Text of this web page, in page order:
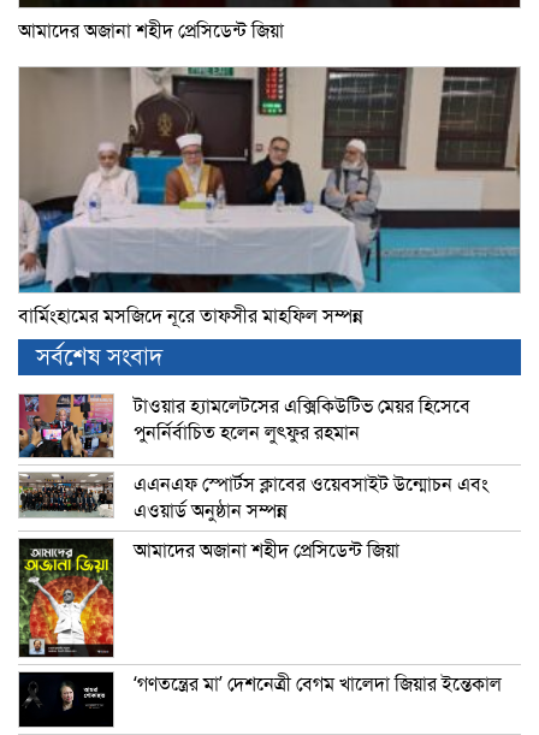
আমাদের অজানা শহীদ প্রেসিডেন্ট জিয়া
বার্মিংহামের মসজিদে নূরে তাফসীর মাহফিল সম্পন্ন
সর্বশেষ সংবাদ
টাওয়ার হ্যামলেটসের এক্সিকিউটিভ মেয়র হিসেবে
পুনর্নির্বাচিত হলেন লুৎফুর রহমান
এএনএফ স্পোর্টস ক্লাবের ওয়েবসাইট উন্মোচন এবং
এওয়ার্ড অনুষ্ঠান সম্পন্ন
আমাদের অজানা শহীদ প্রেসিডেন্ট জিয়া
‘গণতন্ত্রের মা’ দেশনেত্রী বেগম খালেদা জিয়ার ইন্তেকাল